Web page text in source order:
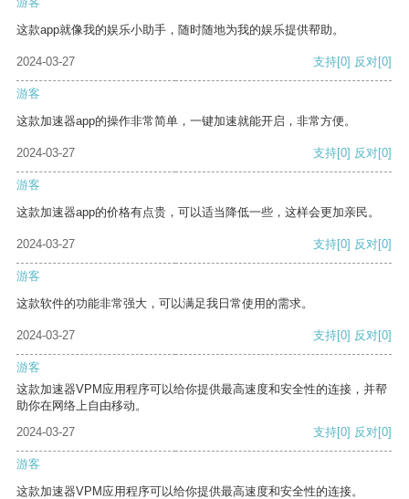
这款app就像我的娱乐小助手，随时随地为我的娱乐提供帮助。
2024-03-27 支持[0] 反对[0]
游客
这款加速器app的操作非常简单，一键加速就能开启，非常方便。
2024-03-27 支持[0] 反对[0]
游客
这款加速器app的价格有点贵，可以适当降低一些，这样会更加亲民。
2024-03-27 支持[0] 反对[0]
游客
这款软件的功能非常强大，可以满足我日常使用的需求。
2024-03-27 支持[0] 反对[0]
游客
这款加速器VPM应用程序可以给你提供最高速度和安全性的连接，并帮
助你在网络上自由移动。
2024-03-27
支持[0] 反对[0]
游客
这款加速器VPM应用程序可以给你提供最高速度和安全性的连接。